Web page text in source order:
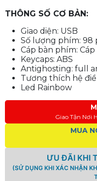
THÔNG SỐ CƠ BẢN:
Giao diện: USB
Số lượng phím: 98
Cáp bàn phím: Cáp
Keycaps: ABS
Antighosting: full
Tương thích hệ
Led Rainbow
Giao Tận Nơi
MUA
ƯU ĐÃI KHI
(SỬ DỤNG KHI XÁC NHẬN